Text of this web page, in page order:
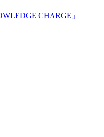
CHARGE」